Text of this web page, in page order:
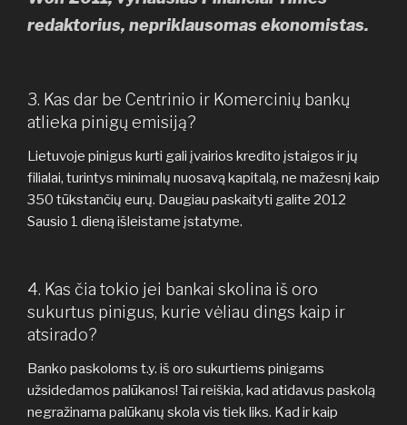
redaktorius, nepriklausomas ekonomistas.
3. Kas dar be Centrinio ir Komercinių bankų
atlieka pinigų emisiją?
Lietuvoje pinigus kurti gali įvairios kredito įstaigos ir jų
filialai, turintys minimalų nuosavą kapitalą, ne mažesnį kaip
350 tūkstančių eurų. Daugiau paskaityti galite 2012
Sausio 1 dieną išleistame įstatyme.
4. Kas čia tokio jei bankai skolina iš oro
sukurtus pinigus, kurie vėliau dings kaip ir
atsirado?
Banko paskoloms t.y. iš oro sukurtiems pinigams
užsidedamos palūkanos! Tai reiškia, kad atidavus paskolą
negražinama palūkanų skola vis tiek liks. Kad ir kaip